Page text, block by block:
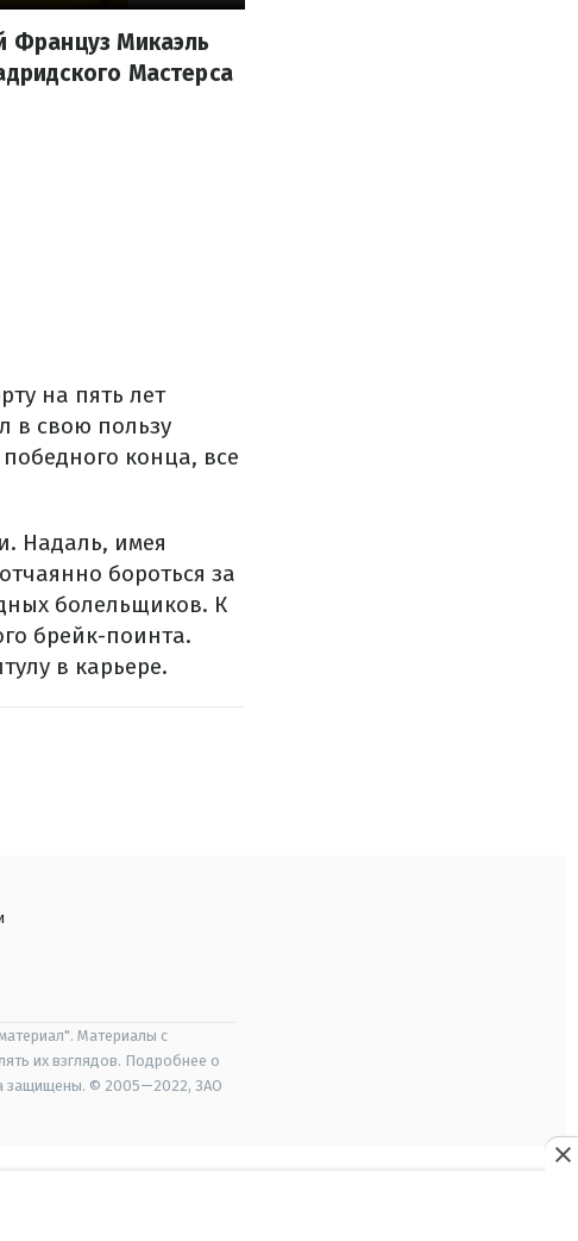
Француз Микаэль
Мастерса
на пять лет
в свою пользу
конца, все
Надаль, имея
бороться за
болельщиков. К
брейк-поинта.
в карьере.
Материалы с
их взглядов. Подробнее о
защищены. © 2005—2022, ЗАО